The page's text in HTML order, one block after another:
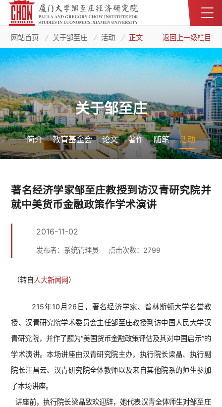
网站首页 关于邹至庄 活动 正文 返回上一级栏目
关于邹至庄
简介 教育基金会 论文 著作 随笔 活动
著名经济学家邹至庄教授到访汉青研究院并
就中美货币金融政策作学术演讲
2016-11-02
发布者：系统管理员 点击次数： 2799
（转自人大新闻网）
215年10月26日，著名经济学家、普林斯顿大学名誉教
授、汉青研究院学术委员会主任邹至庄教授到访中国人民大学汉
青研究院，并作了题为“美国货币金融政策评估及其对中国启示”的
学术演讲。本场讲座由汉青研究院主办，执行院长梁晶、执行副
院长汪昌云、汉青研究院全体教师以及来自其他院系的师生参加
了本场讲座。
讲座前，执行院长梁晶致欢迎辞，她代表汉青全体师生对邹至庄